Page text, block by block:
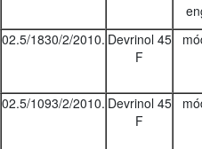
02.5/1830/2/2010. Devrinol 45
F
02.5/1093/2/2010. Devrinol 45
F